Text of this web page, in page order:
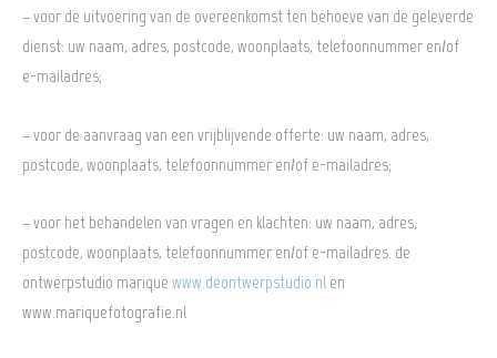
– voor de uitvoering van de overeenkomst ten behoeve van de geleverde
dienst: uw naam, adres, postcode, woonplaats, telefoonnummer en/of
e-mailadres;
– voor de aanvraag van een vrijblijvende offerte: uw naam, adres,
postcode, woonplaats, telefoonnummer en/of e-mailadres;
– voor het behandelen van vragen en klachten: uw naam, adres,
postcode, woonplaats, telefoonnummer en/of e-mailadres. de
ontwerpstudio marique www.deontwerpstudio.nl en
www.mariquefotografie.nl